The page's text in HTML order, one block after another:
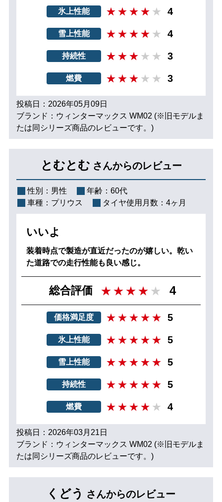
氷上性能 4
雪上性能 4
持続性 3
燃費 3
投稿日：2026年05月09日
ブランド：ウィンターマックス WM02 (※旧モデルま
たは同シリーズ商品のレビューです。)
とむとむ さんからのレビュー
性別： 男性 年齢： 60代
車種： プリウス タイヤ使用月数： 4ヶ月
いいよ
装着時点で製造が直近だったのが嬉しい。乾い
た道路での走行性能も良い感じ。
総合評価 4
価格満足度 5
氷上性能 5
雪上性能 5
持続性 5
燃費 4
投稿日：2026年03月21日
ブランド：ウィンターマックス WM02 (※旧モデルま
たは同シリーズ商品のレビューです。)
くどう さんからのレビュー